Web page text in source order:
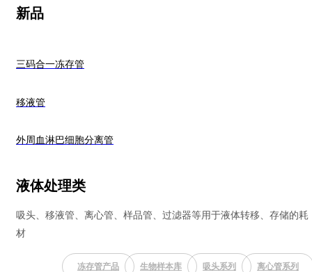
新品
三码合一冻存管
移液管
外周血淋巴细胞分离管
液体处理类
吸头、移液管、离心管、样品管、过滤器等用于液体转移、存储的耗
材
冻存管产品 生物样本库 吸头系列 离心管系列